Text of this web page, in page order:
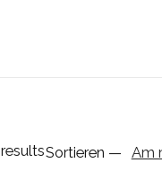
resultsSortieren — Am